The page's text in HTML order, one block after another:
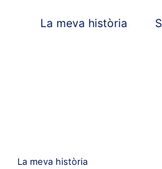
La meva història
La meva història